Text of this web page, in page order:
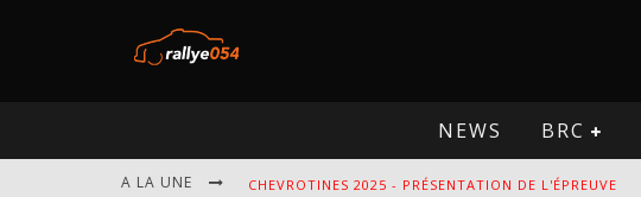
NEWS BRC
A LA UNE CHEVROTINES 2025 - PRÉSENTATION DE L'ÉPREUVE